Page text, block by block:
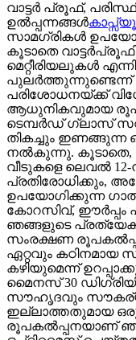
വാട്ടർ പ്രൂഫ്,
ഉൽപ്പന്നങ്ങൾ
സാമഗ്രികൾ
കൂടാതെ
മെറ്റീരിയലുകൾ
പുലർത്തുന്നുണ്ടെന്ന്
പരിശോധനയ്ക്ക്
ആധുനികവുമായ
ടെമ്പർഡ് ഗ്ലാസ്
തികച്ചും
നൽകുന്നു. കൂടാതെ,
വീടുകളെ ലെവൽ
പ്രതിരോധിക്കും,
ഉപയോഗിക്കുന്ന
കോറസിവ്, ഈർപ്പം
ഞങ്ങളുടെ
സംരക്ഷണ
ഏറ്റവും കഠിനമായ
കഴിയുമെന്ന്
മൈനസ് 30
സൗഹൃദവും
ഇല്ലാത്തതുമായ ഒരു
രൂപകൽപ്പനയാണ്